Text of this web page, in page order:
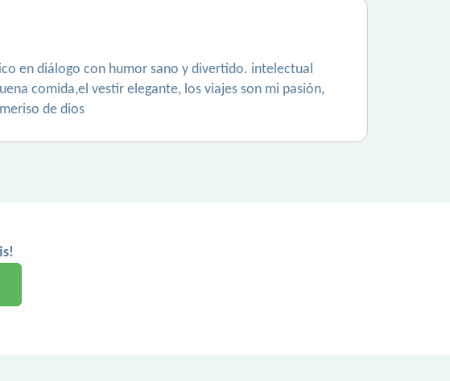
en diálogo con humor sano y divertido. intelectual
comida,el vestir elegante, los viajes son mi pasión,
de dios